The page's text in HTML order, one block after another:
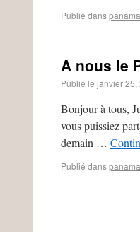
Publié danspanama
A nous le
Publié le janvier 25,
Bonjour à tous,
vous puissiez
demain …
Publié danspanama